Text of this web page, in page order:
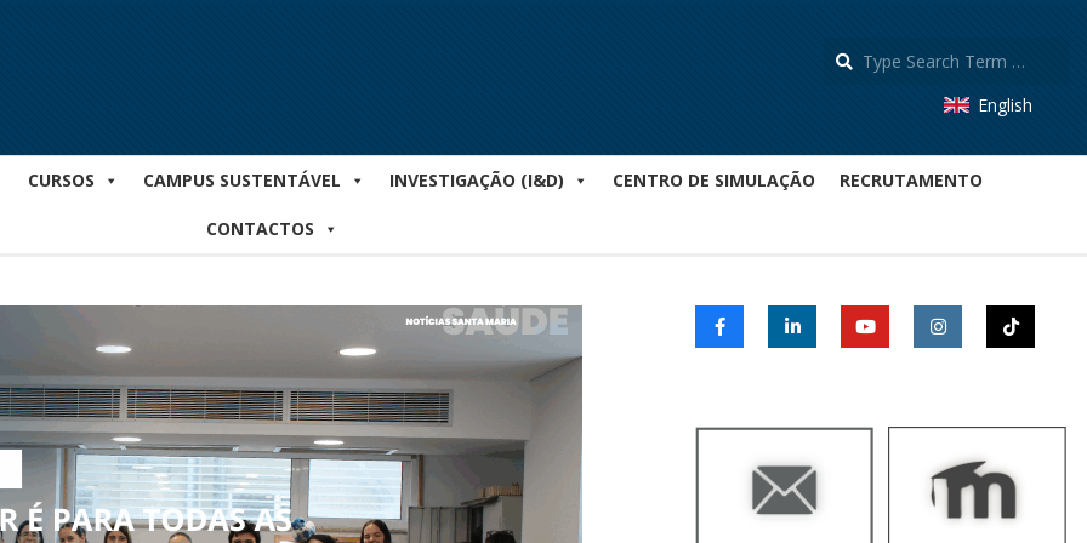
English
CURSOS CAMPUS SUSTENTÁVEL INVESTIGAÇÃO (I&D) CENTRO DE SIMULAÇÃO RECRUTAMENTO
CONTACTOS